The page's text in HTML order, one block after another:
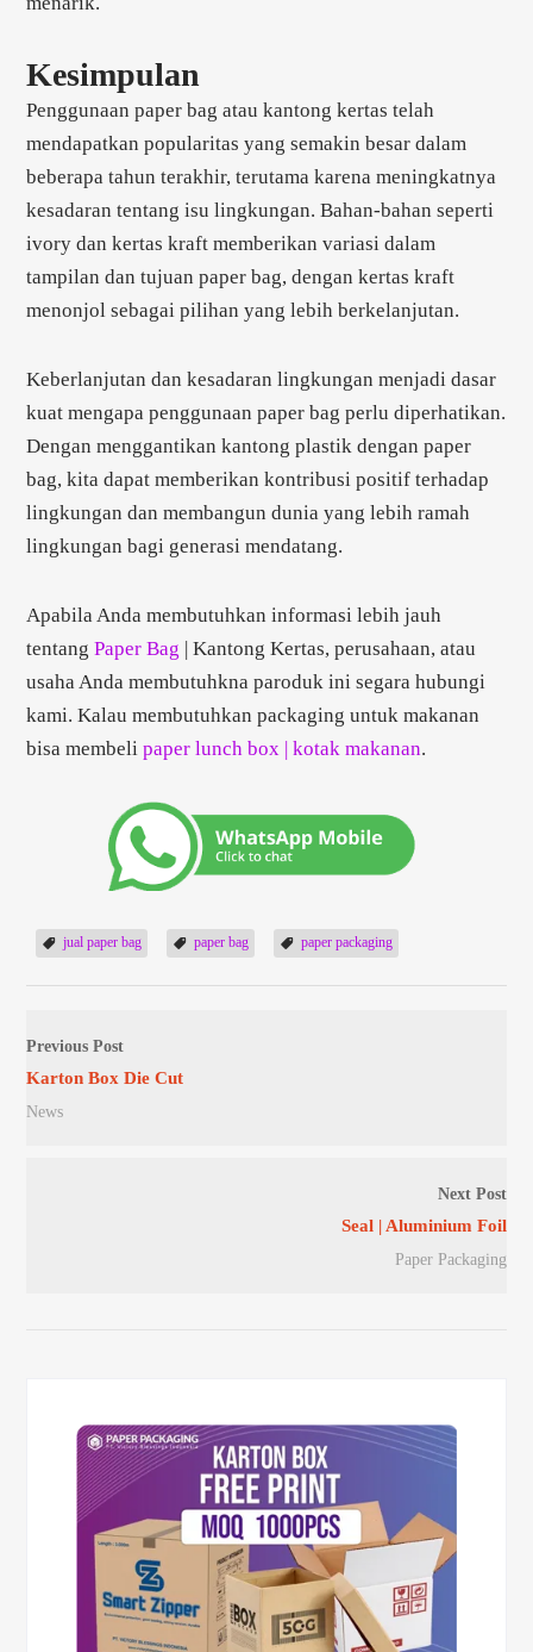
Kesimpulan
Penggunaan paper bag atau kantong kertas telah
mendapatkan popularitas yang semakin besar dalam
beberapa tahun terakhir, terutama karena meningkatnya
kesadaran tentang isu lingkungan. Bahan-bahan seperti
ivory dan kertas kraft memberikan variasi dalam
tampilan dan tujuan paper bag, dengan kertas kraft
menonjol sebagai pilihan yang lebih berkelanjutan.
Keberlanjutan dan kesadaran lingkungan menjadi dasar
kuat mengapa penggunaan paper bag perlu diperhatikan.
Dengan menggantikan kantong plastik dengan paper
bag, kita dapat memberikan kontribusi positif terhadap
lingkungan dan membangun dunia yang lebih ramah
lingkungan bagi generasi mendatang.
Apabila Anda membutuhkan informasi lebih jauh
tentangPaper Bag | Kantong Kertas, perusahaan, atau
usaha Anda membutuhkna paroduk ini segara hubungi
kami. Kalau membutuhkan packaging untuk makanan
bisa membelipaper lunch box | kotak makanan.
jual paper bag paper bag paper packaging
Previous Post
Karton Box Die Cut
News
Next Post
Seal | Aluminium Foil
Paper Packaging